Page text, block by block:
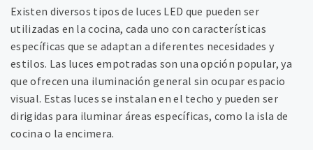
Existen diversos tipos de luces LED que pueden ser
utilizadas en la cocina, cada uno con características
específicas que se adaptan a diferentes necesidades y
estilos. Las luces empotradas son una opción popular, ya
que ofrecen una iluminación general sin ocupar espacio
visual. Estas luces se instalan en el techo y pueden ser
dirigidas para iluminar áreas específicas, como la isla de
cocina o la encimera.